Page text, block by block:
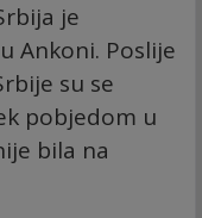
je
Ankoni. Poslije
su se
pobjedom u
bila na